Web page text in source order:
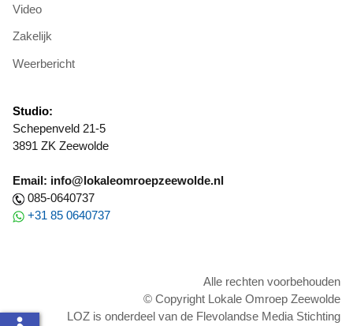
Video
Zakelijk
Weerbericht
Studio:
Schepenveld 21-5
3891 ZK Zeewolde
Email: info@lokaleomroepzeewolde.nl
085-0640737
+31 85 0640737
Alle rechten voorbehouden
© Copyright Lokale Omroep Zeewolde
LOZ is onderdeel van de Flevolandse Media Stichting